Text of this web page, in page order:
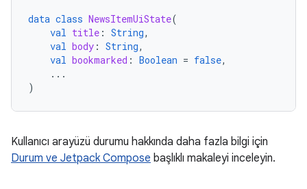
data class NewsItemUiState(
val title : String,
val body : String,
val bookmarked : Boolean = false,
...
)
Kullanıcı arayüzü durumu hakkında daha fazla bilgi için
Durum ve Jetpack Compose başlıklı makaleyi inceleyin.